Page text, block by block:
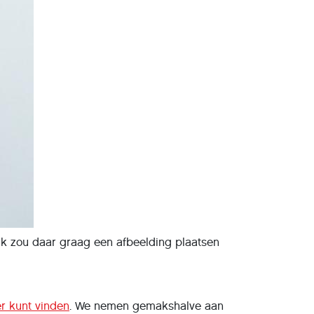
zou daar graag een afbeelding plaatsen
kunt vinden. We nemen gemakshalve aan